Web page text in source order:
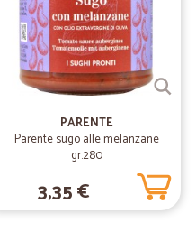
di
31/08/2020
di
in
per
PARENTE
Parente sugo alle melanzane
gr.280
3,35 €